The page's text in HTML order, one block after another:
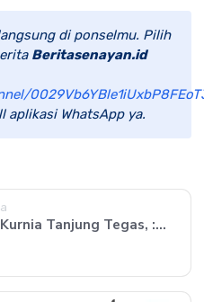
di ponselmu. Pilih
Beritasenayan.id
aplikasi WhatsApp ya.
Tanjung Tegas, :...